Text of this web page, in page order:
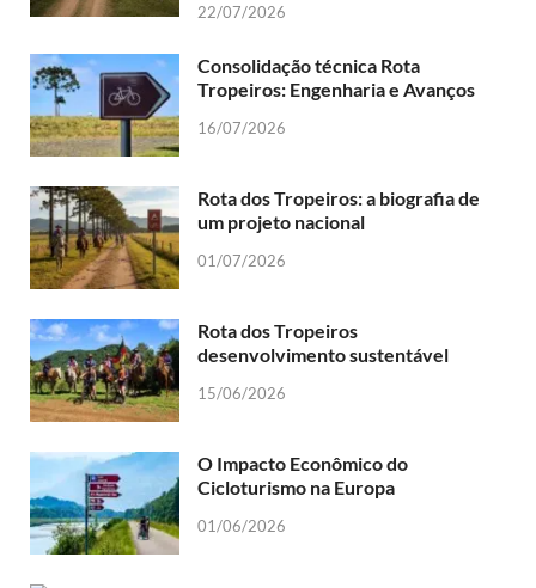
22/07/2026
Consolidação técnica Rota
Tropeiros: Engenharia e Avanços
16/07/2026
Rota dos Tropeiros: a biografia de
um projeto nacional
01/07/2026
Rota dos Tropeiros
desenvolvimento sustentável
15/06/2026
O Impacto Econômico do
Cicloturismo na Europa
01/06/2026